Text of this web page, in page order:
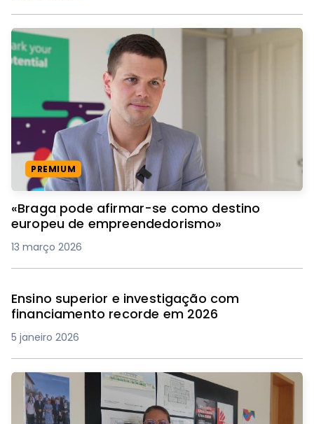
PREMIUM
«Braga pode afirmar-se como destino
europeu de empreendedorismo»
13 março 2026
Ensino superior e investigação com
financiamento recorde em 2026
5 janeiro 2026